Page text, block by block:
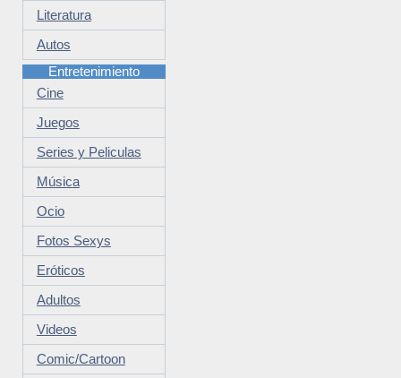
Literatura
Autos
Entretenimiento
Cine
Juegos
Series y Peliculas
Música
Ocio
Fotos Sexys
Eróticos
Adultos
Videos
Comic/Cartoon